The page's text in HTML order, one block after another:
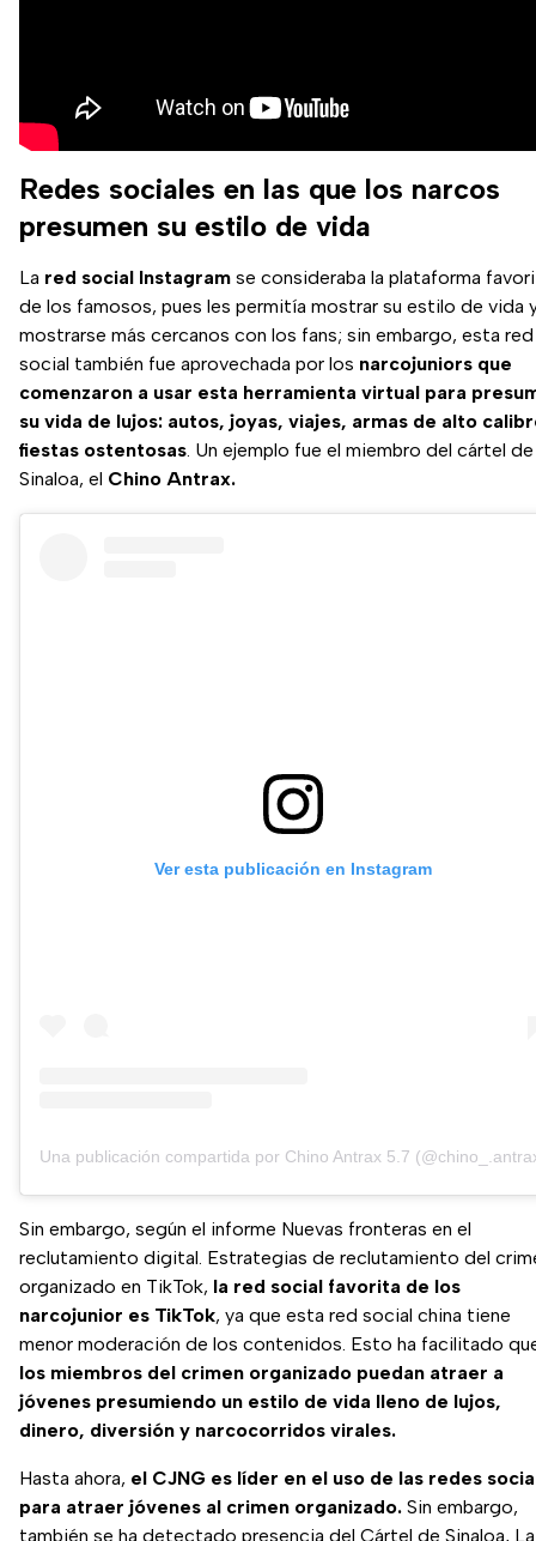
Redes sociales en las que los narcos
presumen su estilo de vida
La red social Instagram se consideraba la plataforma
de los famosos, pues les permitía mostrar su estilo de vida
mostrarse más cercanos con los fans; sin embargo, esta red
social también fue aprovechada por los narcojuniors que
comenzaron a usar esta herramienta virtual para
su vida de lujos: autos, joyas, viajes, armas de alto
fiestas ostentosas . Un ejemplo fue el miembro del cártel de
Sinaloa, el Chino Antrax.
Ver esta publicación en Instagram
Una publicación compartida por Chino Antrax 5.7
Sin embargo, según el informe Nuevas fronteras en el
reclutamiento digital. Estrategias de reclutamiento del
organizado en TikTok, la red social favorita de los
narcojunior es TikTok, ya que esta red social china tiene
menor moderación de los contenidos. Esto ha facilitado
los miembros del crimen organizado puedan atraer a
jóvenes presumiendo un estilo de vida lleno de lujos,
dinero, diversión y narcocorridos virales.
Hasta ahora, el CJNG es líder en el uso de las redes
para atraer jóvenes al crimen organizado. Sin embargo,
también se ha detectado presencia del Cártel de Sinaloa, La